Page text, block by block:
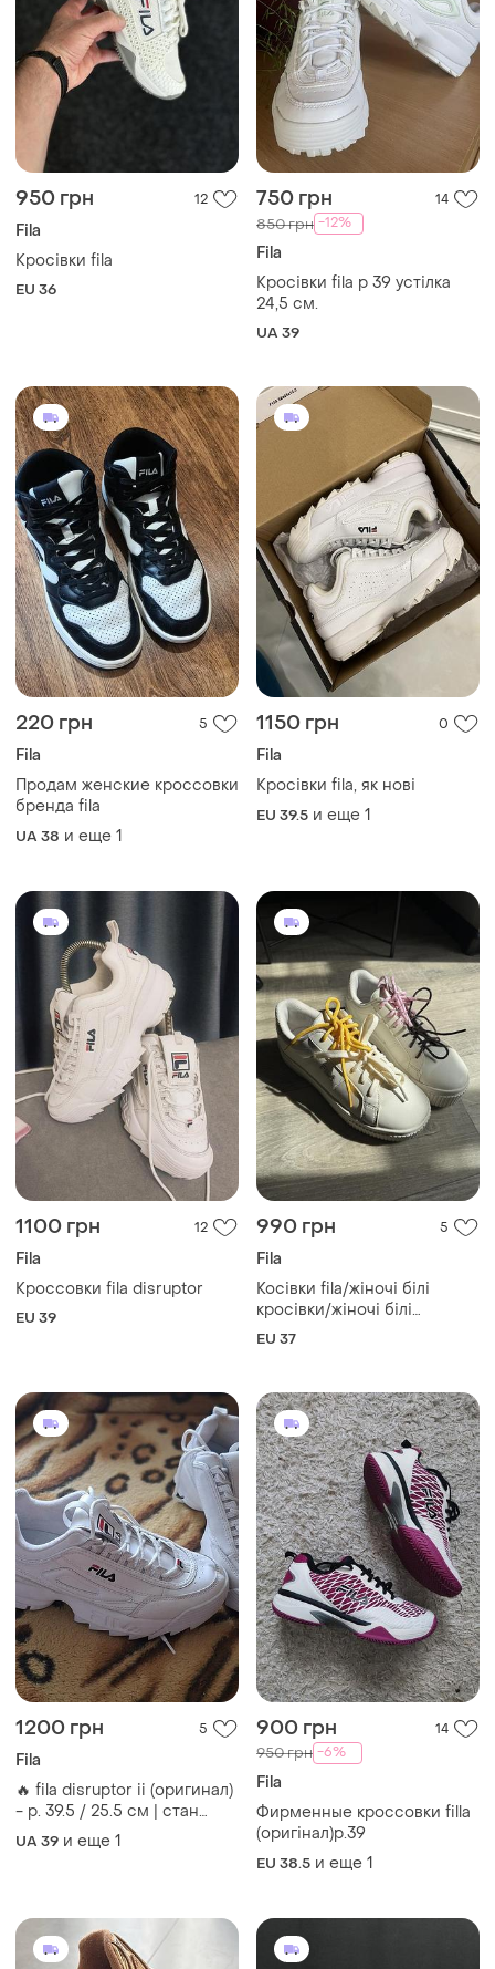
950 грн 12
Fila
Кросівки fila
EU 36
750 грн 14
850 грн -12%
Fila
Кросівки fila р 39 устілка
24,5 см.
UA 39
220 грн 5
Fila
Продам женские кроссовки
бренда fila
UA 38 и еще 1
1150 грн 0
Fila
Кросівки fila, як нові
EU 39.5 и еще 1
1100 грн 12
Fila
Кроссовки fila disruptor
EU 39
990 грн 5
Fila
Косівки fila/жіночі білі
кросівки/жіночі білі
кросівки fila
EU 37
1200 грн 5
Fila
🔥 fila disruptor ii (оригинал)
- р. 39.5 / 25.5 см | стан
iдеальный🫠
UA 39 и еще 1
900 грн 14
950 грн -6%
Fila
Фирменные кроссовки filla
(оригінал)р.39
EU 38.5 и еще 1